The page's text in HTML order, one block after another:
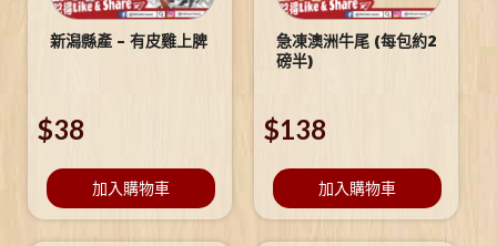
新潟縣產 – 有皮雞上脾
$38
加入購物車
急凍澳洲牛尾 (每包約2
磅半)
$138
加入購物車